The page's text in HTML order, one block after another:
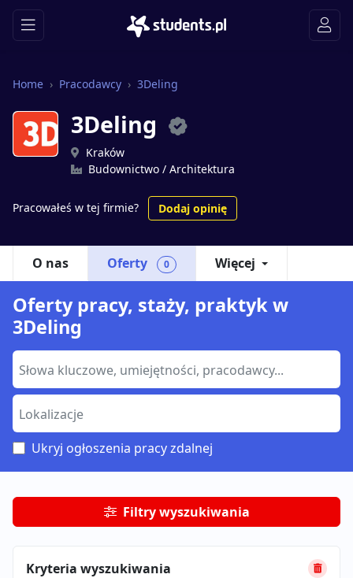
Home Pracodawcy 3Deling
3Deling
Kraków
Budownictwo / Architektura
Pracowałeś w tej firmie? Dodaj opinię
O nas Oferty 0 Więcej
Oferty pracy, staży, praktyk w
3Deling
Ukryj ogłoszenia pracy zdalnej
Filtry wyszukiwania
Kryteria wyszukiwania